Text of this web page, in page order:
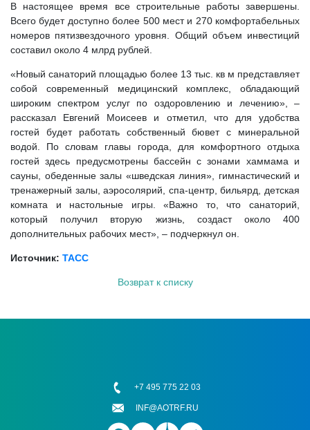
В настоящее время все строительные работы завершены.
Всего будет доступно более 500 мест и 270 комфортабельных
номеров пятизвездочного уровня. Общий объем инвестиций
составил около 4 млрд рублей.
«Новый санаторий площадью более 13 тыс. кв м представляет
собой современный медицинский комплекс, обладающий
широким спектром услуг по оздоровлению и лечению», –
рассказал Евгений Моисеев и отметил, что для удобства
гостей будет работать собственный бювет с минеральной
водой. По словам главы города, для комфортного отдыха
гостей здесь предусмотрены бассейн с зонами хаммама и
сауны, обеденные залы «шведская линия», гимнастический и
тренажерный залы, аэросолярий, спа-центр, бильярд, детская
комната и настольные игры. «Важно то, что санаторий,
который получил вторую жизнь, создаст около 400
дополнительных рабочих мест», – подчеркнул он.
Источник: ТАСС
Возврат к списку
+7 495 775 22 03
INF@AOTRF.RU